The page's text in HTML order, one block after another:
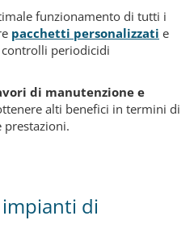
funzionamento di tutti i
pacchetti personalizzati e
controlli periodicidi
di manutenzione e
alti benefici in termini di
impianti di